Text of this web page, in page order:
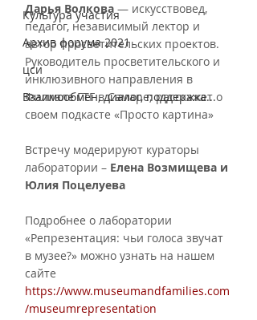
Культура участия
Архив форума 2021
цси
Взаимообмен, диалог, поддержка...
Дарья Волкова — искусствовед,
педагог, независимый лектор и
автор просветительских проектов.
Руководитель просветительского и
инклюзивного направления в
Филиале ГТГ в Самаре; расскажет о
своем подкасте «Просто картина»
Встречу модерируют кураторы
лаборатории – Елена Возмищева и
Юлия Поцелуева
Подробнее о лаборатории
«Репрезентация: чьи голоса звучат
в музее?» можно узнать на нашем
сайте
https://www.museumandfamilies.com
/museumrepresentation